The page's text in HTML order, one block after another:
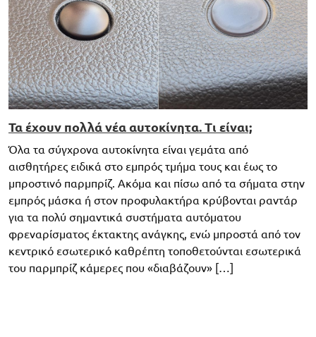
Τα έχουν πολλά νέα αυτοκίνητα. Τι είναι;
Όλα τα σύγχρονα αυτοκίνητα είναι γεμάτα από
αισθητήρες ειδικά στο εμπρός τμήμα τους και έως το
μπροστινό παρμπρίζ. Ακόμα και πίσω από τα σήματα στην
εμπρός μάσκα ή στον προφυλακτήρα κρύβονται ραντάρ
για τα πολύ σημαντικά συστήματα αυτόματου
φρεναρίσματος έκτακτης ανάγκης, ενώ μπροστά από τον
κεντρικό εσωτερικό καθρέπτη τοποθετούνται εσωτερικά
του παρμπρίζ κάμερες που «διαβάζουν» […]